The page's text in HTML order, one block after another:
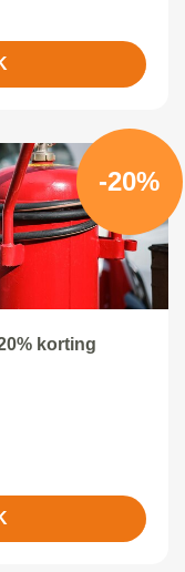
-20%
korting